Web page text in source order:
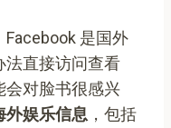
是国外
法直接访问查看
会对脸书很感兴
外娱乐信息 ，包括